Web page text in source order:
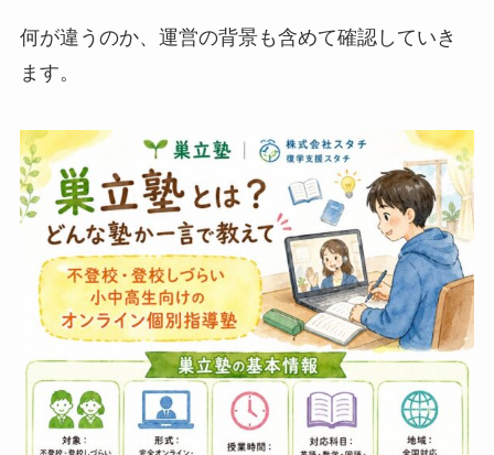
何が違うのか、運営の背景も含めて確認していき
ます。